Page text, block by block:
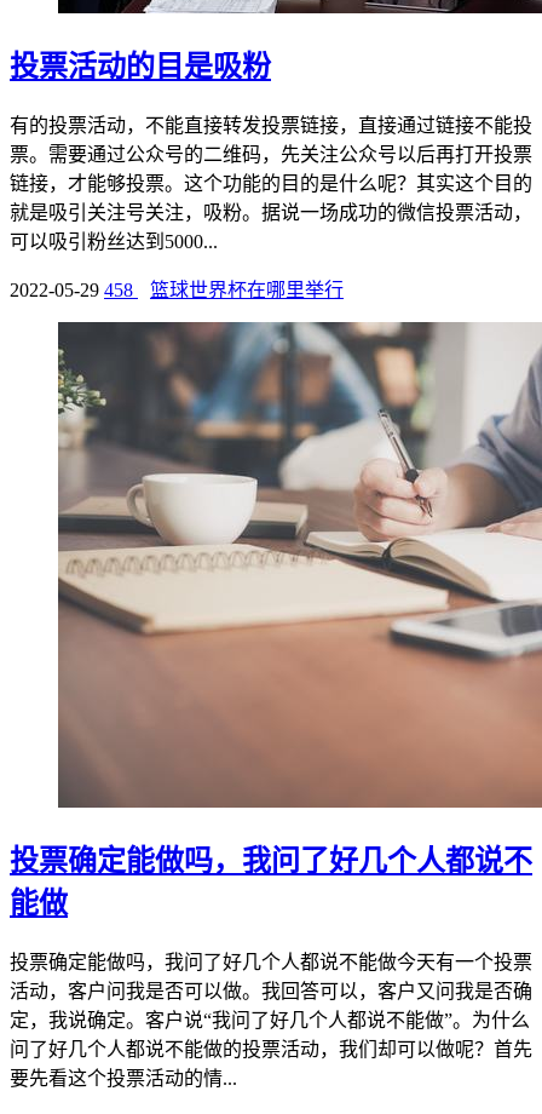
投票活动的目是吸粉
有的投票活动，不能直接转发投票链接，直接通过链接不能投
票。需要通过公众号的二维码，先关注公众号以后再打开投票
链接，才能够投票。这个功能的目的是什么呢？其实这个目的
就是吸引关注号关注，吸粉。据说一场成功的微信投票活动，
可以吸引粉丝达到5000...
2022-05-29 458 篮球世界杯在哪里举行
投票确定能做吗，我问了好几个人都说不
能做
投票确定能做吗，我问了好几个人都说不能做今天有一个投票
活动，客户问我是否可以做。我回答可以，客户又问我是否确
定，我说确定。客户说“我问了好几个人都说不能做”。为什么
问了好几个人都说不能做的投票活动，我们却可以做呢？首先
要先看这个投票活动的情...